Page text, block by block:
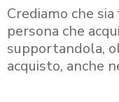
Crediamo che
persona che
supportandola,
acquisto, anche